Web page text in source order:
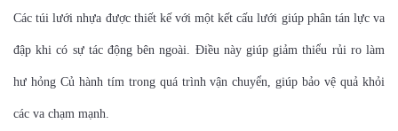
Các túi lưới nhựa được thiết kế với một kết cấu lưới giúp phân tán lực va
đập khi có sự tác động bên ngoài. Điều này giúp giảm thiểu rủi ro làm
hư hỏng Củ hành tím trong quá trình vận chuyển, giúp bảo vệ quả khỏi
các va chạm mạnh.